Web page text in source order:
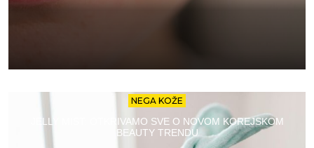
NEGA KOŽE
JELLY MIST: OTKRIVAMO SVE O NOVOM KOREJSKOM
BEAUTY TRENDU